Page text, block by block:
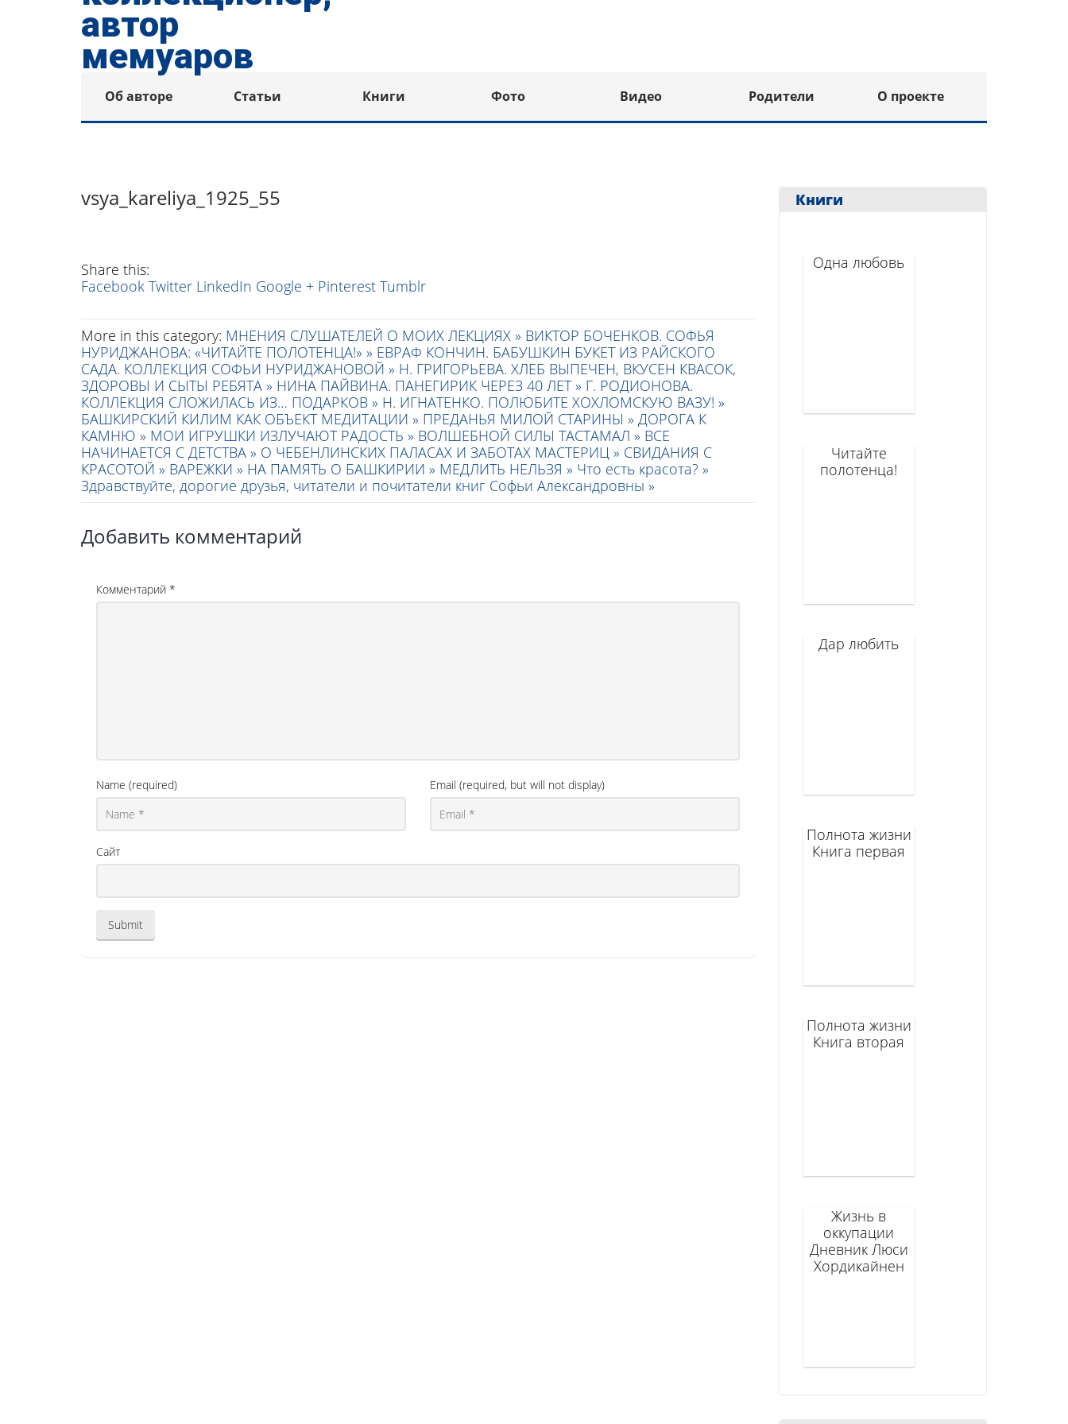
Об авторе Статьи Книги Фото Видео Родители О проекте
Книги
Одна любовь
Читайте
полотенца!
Дар любить
Полнота жизни
Книга первая
Полнота жизни
Книга вторая
Жизнь в
оккупации
Дневник Люси
Хордикайнен
vsya_kareliya_1925_55
Share this:
Facebook Twitter LinkedIn Google + Pinterest Tumblr
More in this category: МНЕНИЯ СЛУШАТЕЛЕЙ О МОИХ ЛЕКЦИЯХ » ВИКТОР БОЧЕНКОВ. СОФЬЯ
НУРИДЖАНОВА: «ЧИТАЙТЕ ПОЛОТЕНЦА!» » ЕВРАФ КОНЧИН. БАБУШКИН БУКЕТ ИЗ РАЙСКОГО
САДА. КОЛЛЕКЦИЯ СОФЬИ НУРИДЖАНОВОЙ » Н. ГРИГОРЬЕВА. ХЛЕБ ВЫПЕЧЕН, ВКУСЕН КВАСОК,
ЗДОРОВЫ И СЫТЫ РЕБЯТА » НИНА ПАЙВИНА. ПАНЕГИРИК ЧЕРЕЗ 40 ЛЕТ » Г. РОДИОНОВА.
КОЛЛЕКЦИЯ СЛОЖИЛАСЬ ИЗ… ПОДАРКОВ » Н. ИГНАТЕНКО. ПОЛЮБИТЕ ХОХЛОМСКУЮ ВАЗУ! »
БАШКИРСКИЙ КИЛИМ КАК ОБЪЕКТ МЕДИТАЦИИ » ПРЕДАНЬЯ МИЛОЙ СТАРИНЫ » ДОРОГА К
КАМНЮ » МОИ ИГРУШКИ ИЗЛУЧАЮТ РАДОСТЬ » ВОЛШЕБНОЙ СИЛЫ ТАСТАМАЛ » ВСЕ
НАЧИНАЕТСЯ С ДЕТСТВА » О ЧЕБЕНЛИНСКИХ ПАЛАСАХ И ЗАБОТАХ МАСТЕРИЦ » СВИДАНИЯ С
КРАСОТОЙ » ВАРЕЖКИ » НА ПАМЯТЬ О БАШКИРИИ » МЕДЛИТЬ НЕЛЬЗЯ » Что есть красота? »
Здравствуйте, дорогие друзья, читатели и почитатели книг Софьи Александровны »
Добавить комментарий
Комментарий *
Name (required) Email (required, but will not display)
Сайт